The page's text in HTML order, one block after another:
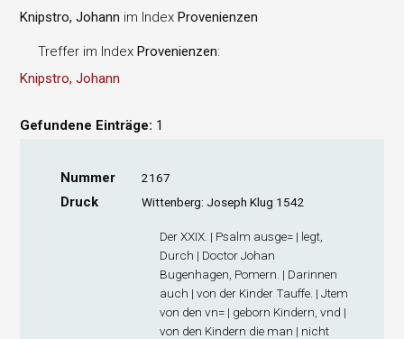
Knipstro, Johann im IndexProvenienzen
Treffer im IndexProvenienzen:
Knipstro, Johann
Gefundene Einträge: 1
Nummer 2167
Druck Wittenberg: Joseph Klug 1542
Der XXIX. | Psalm ausge= | legt,
Durch | Doctor Johan
Bugenhagen, Pomern. | Darinnen
auch | von der Kinder Tauffe. | Jtem
von den vn= | geborn Kindern, vnd |
von den Kindern die man | nicht